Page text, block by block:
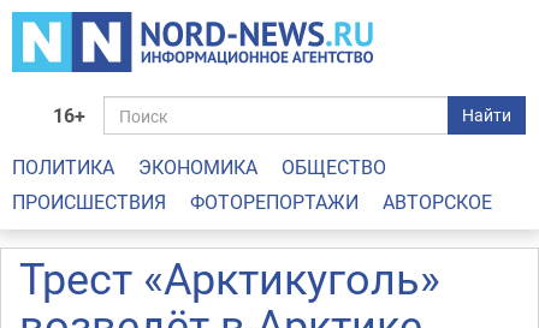
16+ Найти
ПОЛИТИКА ЭКОНОМИКА
ОБЩЕСТВО
ПРОИСШЕСТВИЯ
ФОТОРЕПОРТАЖИ АВТОРСКОЕ
Трест «Арктикуголь»